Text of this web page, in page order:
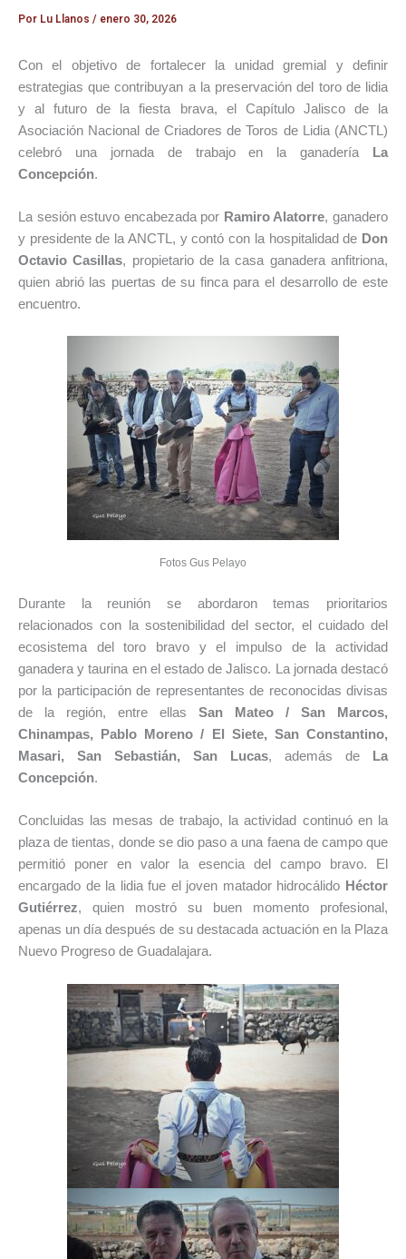
Por Lu Llanos / enero 30, 2026
Con el objetivo de fortalecer la unidad gremial y definir
estrategias que contribuyan a la preservación del toro de lidia
y al futuro de la fiesta brava, el Capítulo Jalisco de la
Asociación Nacional de Criadores de Toros de Lidia (ANCTL)
celebró una jornada de trabajo en la ganadería La
Concepción.
La sesión estuvo encabezada por Ramiro Alatorre, ganadero
y presidente de la ANCTL, y contó con la hospitalidad de Don
Octavio Casillas, propietario de la casa ganadera anfitriona,
quien abrió las puertas de su finca para el desarrollo de este
encuentro.
Fotos Gus Pelayo
Durante la reunión se abordaron temas prioritarios
relacionados con la sostenibilidad del sector, el cuidado del
ecosistema del toro bravo y el impulso de la actividad
ganadera y taurina en el estado de Jalisco. La jornada destacó
por la participación de representantes de reconocidas divisas
de la región, entre ellas San Mateo / San Marcos,
Chinampas, Pablo Moreno / El Siete, San Constantino,
Masari, San Sebastián, San Lucas, además de
La
Concepción.
Concluidas las mesas de trabajo, la actividad continuó en la
plaza de tientas, donde se dio paso a una faena de campo que
permitió poner en valor la esencia del campo bravo. El
encargado de la lidia fue el joven matador hidrocálido Héctor
Gutiérrez, quien mostró su buen momento profesional,
apenas un día después de su destacada actuación en la Plaza
Nuevo Progreso de Guadalajara.